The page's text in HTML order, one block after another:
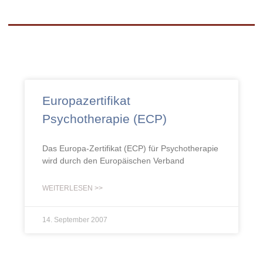
Europazertifikat
Psychotherapie (ECP)
Das Europa-Zertifikat (ECP) für Psychotherapie
wird durch den Europäischen Verband
WEITERLESEN >>
14. September 2007